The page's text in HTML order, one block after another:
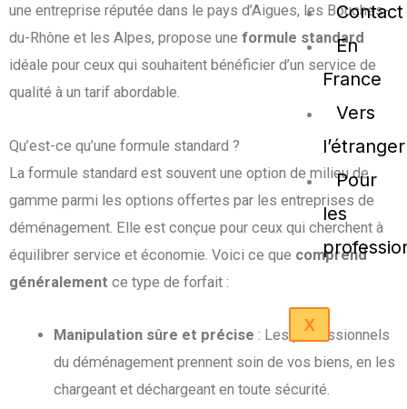
Contact
En
France
Vers
l’étranger
Pour
les
X
une entreprise réputée dans le pays d’Aigues, les Bouches-
du-Rhône et les Alpes, propose une formule standard
idéale pour ceux qui souhaitent bénéficier d’un service de
qualité à un tarif abordable.
Qu’est-ce qu’une formule standard ?
La formule standard est souvent une option de milieu de
gamme parmi les options offertes par les entreprises de
déménagement. Elle est conçue pour ceux qui cherchent à
équilibrer service et économie. Voici ce que comprend
généralement ce type de forfait :
Manipulation sûre et précise : Les professionnels
du déménagement prennent soin de vos biens, en les
chargeant et déchargeant en toute sécurité.